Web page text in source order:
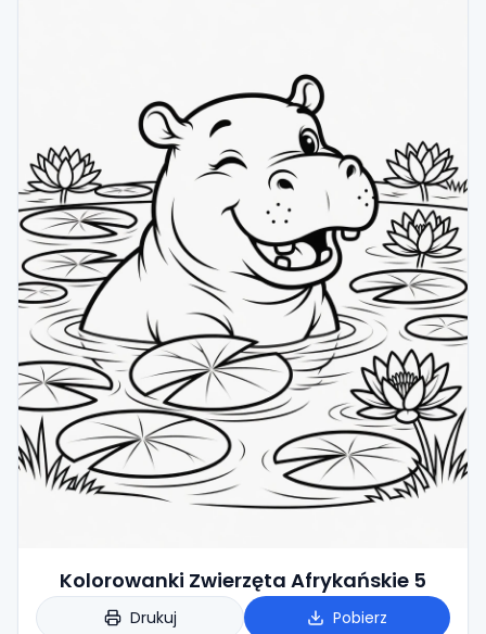
Kolorowanki Zwierzęta Afrykańskie 5
Drukuj Pobierz